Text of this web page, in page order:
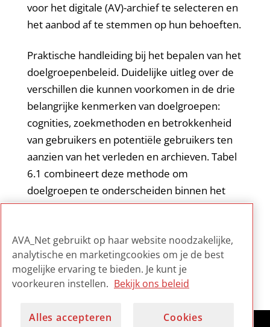
voor het digitale (AV)-archief te selecteren en
het aanbod af te stemmen op hun behoeften.
Praktische handleiding bij het bepalen van het
doelgroepenbeleid. Duidelijke uitleg over de
verschillen die kunnen voorkomen in de drie
belangrijke kenmerken van doelgroepen:
cognities, zoekmethoden en betrokkenheid
van gebruikers en potentiële gebruikers ten
aanzien van het verleden en archieven. Tabel
6.1 combineert deze methode om
doelgroepen te onderscheiden binnen het
grote geheel van huidig en potentieel publiek
erfgoedgebruikers.
AVA_Net gebruikt op haar website noodzakelijke,
analytische en marketingcookies om je de best
mogelijke ervaring te bieden. Je kunt je
voorkeuren instellen. Bekijk ons beleid
Alles accepteren
Cookies